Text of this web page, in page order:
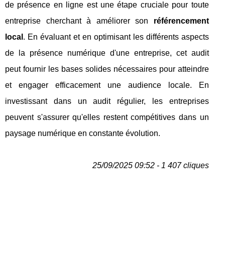
de présence en ligne est une étape cruciale pour toute
entreprise cherchant à améliorer son référencement
local . En évaluant et en optimisant les différents aspects
de la présence numérique d'une entreprise, cet audit
peut fournir les bases solides nécessaires pour atteindre
et engager efficacement une audience locale. En
investissant dans un audit régulier, les entreprises
peuvent s'assurer qu'elles restent compétitives dans un
paysage numérique en constante évolution.
25/09/2025 09:52 - 1 407 cliques